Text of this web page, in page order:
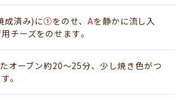
成済み)に①をのせ、Aを静かに流し入
チーズをのせます｡
オーブン約20～25分、少し焼き色がつ
。